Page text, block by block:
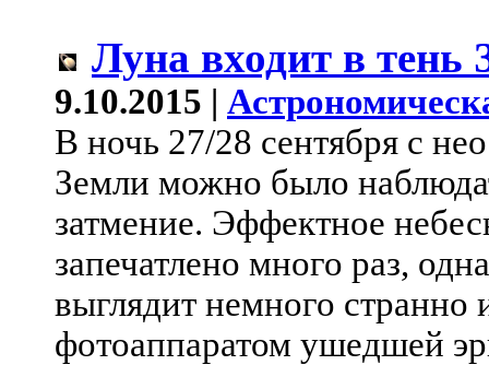
Луна входит в тень
9.10.2015 |
В ночь 27/28 сентября с
Земли можно было
затмение. Эффектное
запечатлено много раз,
выглядит немного странно
фотоаппаратом ушедшей